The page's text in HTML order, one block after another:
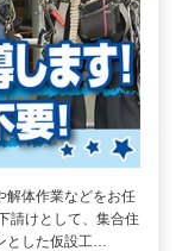
解体作業などをお任
請けとして、集合住
とした仮設工…